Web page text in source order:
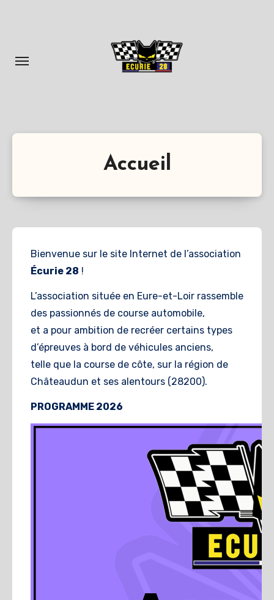
principal
Accueil
Bienvenue sur le site Internet de l’association
Écurie 28 !
L’association située en Eure-et-Loir rassemble
des passionnés de course automobile,
et a pour ambition de recréer certains types
d’épreuves à bord de véhicules anciens,
telle que la course de côte, sur la région de
Châteaudun et ses alentours (28200).
PROGRAMME 2026